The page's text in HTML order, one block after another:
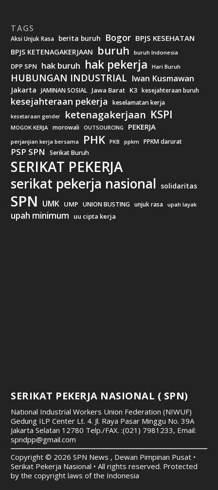
TAGS
Aksi Unjuk Rasa berita buruh Bogor BPJS KESEHATAN
BPJS KETENAGAKERJAAN buruh buruh Indonesia
DPP SPN hak buruh hak pekerja Hari Buruh
HUBUNGAN INDUSTRIAL Iwan Kusmawan
Jakarta JAMINAN SOSIAL Jawa Barat K3 kesejahteraan buruh
kesejahteraan pekerja keselamatan kerja
kesetaraan gender ketenagakerjaan KSPI
MOGOK KERJA morowali OUTSOURCING PEKERJA
perjanjian kerja bersama PHK PKB ppkm PPKM darurat
PSP SPN Serikat Buruh
SERIKAT PEKERJA
serikat pekerja nasional solidaritas
SPN UMK UMP UNION BUSTING unjuk rasa upah layak
upah minimum uu cipta kerja
SERIKAT PEKERJA NASIONAL ( SPN)
National Industrial Workers Union Federation (NIWUF)
Gedung ILP Center Lt. 4. Jl. Raya Pasar Minggu No. 39A
Jakarta Selatan 12780 Telp./FAX. :(021) 7981233, Email:
spndpp@gmail.com
Copyright © 2026 SPN News , Dewan Pimpinan Pusat •
Serikat Pekerja Nasional • All rights reserved. Protected
by the copyright laws of the Indonesia